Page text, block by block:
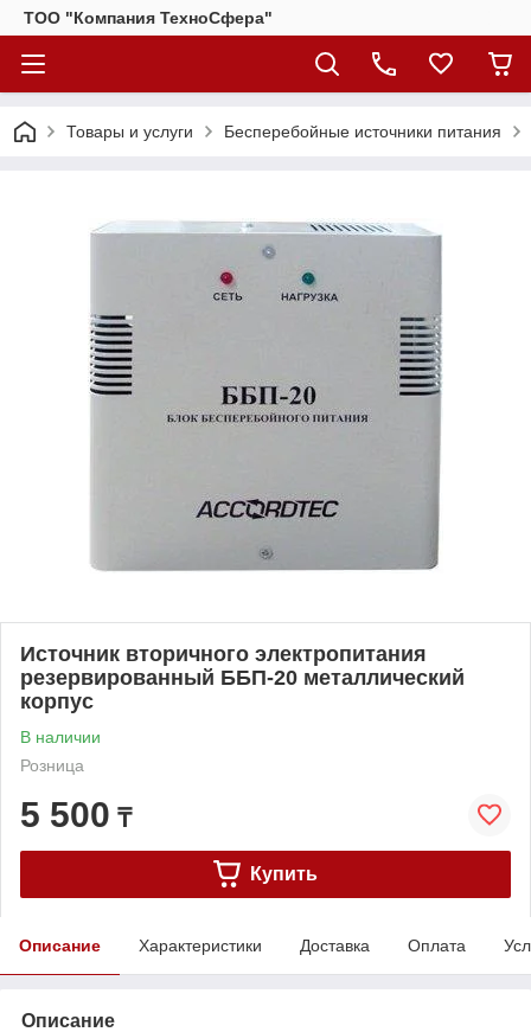
ТОО "Компания ТехноСфера"
Товары и услуги Бесперебойные источники питания
Источник вторичного электропитания
резервированный ББП-20 металлический
корпус
В наличии
Розница
5 500 ₸
Купить
Описание Характеристики Доставка Оплата
Описание